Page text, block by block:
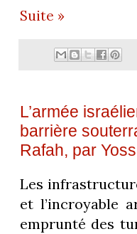
Suite »
L’armée
barrière
Rafah, par
Les
et l’incroyable
emprunté des